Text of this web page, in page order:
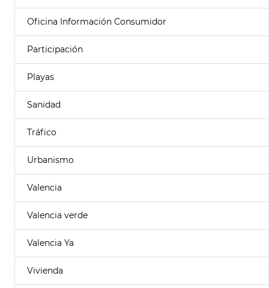
Oficina Información Consumidor
Participación
Playas
Sanidad
Tráfico
Urbanismo
Valencia
Valencia verde
Valencia Ya
Vivienda